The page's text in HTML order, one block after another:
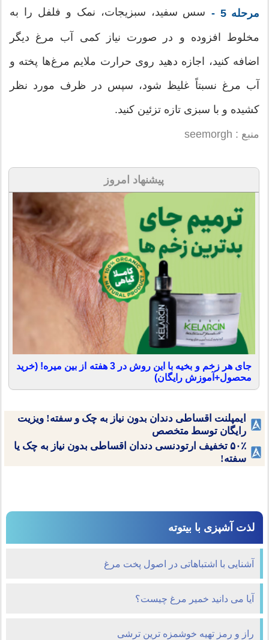
مرحله 5 - سس سفید، سبزیجات، نمک و فلفل را به
مخلوط افزوده و در صورت نیاز کمی آب مرغ دیگر
اضافه کنید، اجازه دهید روی حرارت ملایم مرغ‌ها پخته و
آب مرغ نسبتاً غلیظ شود، سپس در ظرف مورد نظر
کشیده و با سبزی تازه تزئین کنید.
منبع : seemorgh
پیشنهاد امروز
جای هر زخم و بخیه با این روش در 3 هفته از بین میره! (خرید
محصول+آموزش رایگان)
ایمپلنت اقساطی دندان بدون نیاز به چک و سفته! ویزیت
رایگان توسط متخصص
۵۰٪ تخفیف ارتودنسی دندان اقساطی بدون نیاز به چک یا
سفته!
لذت آشپزی با بیتوته
آشنایی با اشتباهاتی در اصول پخت مرغ
آیا می دانید خمیر مرغ چیست؟
راز و رمز تهیه خوشمزه ترین ترشی